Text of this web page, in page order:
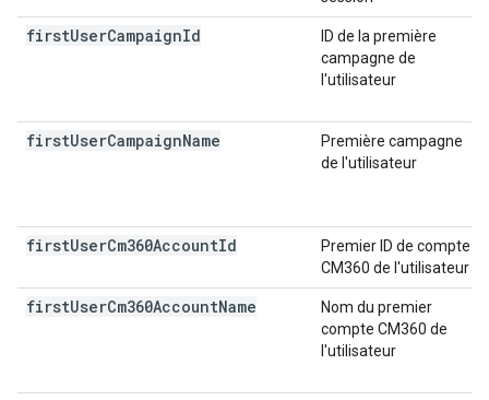
firstUserCampaignId
ID de la première
campagne de
l'utilisateur
firstUserCampaignName
Première campagne
de l'utilisateur
firstUserCm360AccountId
Premier ID de compte
CM360 de l'utilisateur
firstUserCm360AccountName
Nom du premier
compte CM360 de
l'utilisateur